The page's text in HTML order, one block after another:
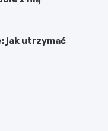
jak utrzymać